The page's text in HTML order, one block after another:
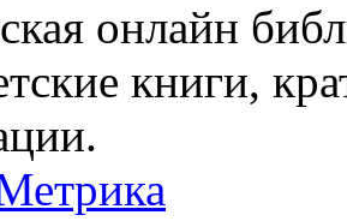
онлайн
книги,